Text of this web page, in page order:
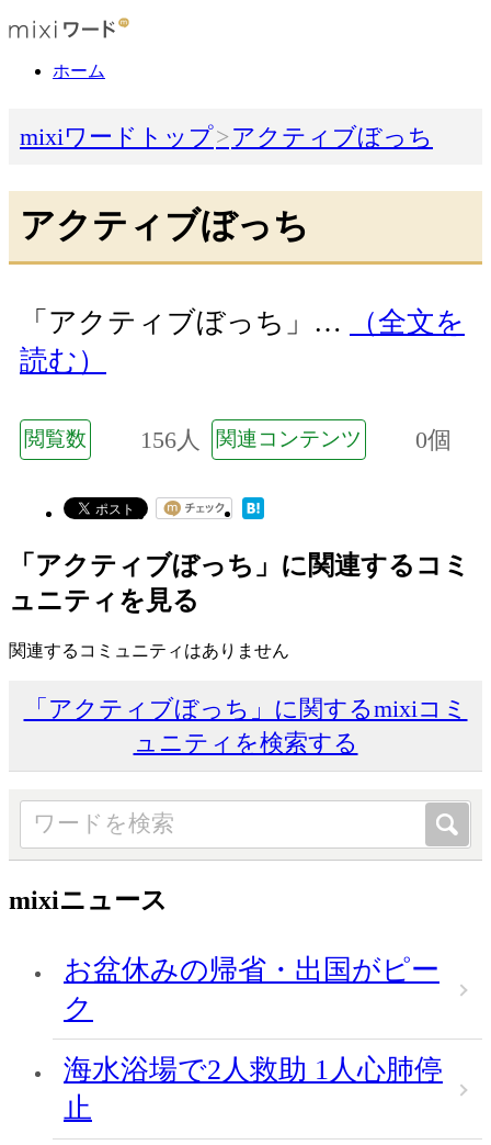
ホーム
mixiワードトップ アクティブぼっち
アクティブぼっち
「アクティブぼっち」…
（全文を
読む）
閲覧数 156人 関連コンテンツ 0個
「アクティブぼっち」に関連するコミ
ュニティを見る
関連するコミュニティはありません
「アクティブぼっち」に関するmixiコミ
ュニティを検索する
mixiニュース
お盆休みの帰省・出国がピー
ク
海水浴場で2人救助 1人心肺停
止